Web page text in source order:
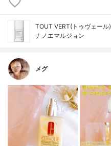
TOUT VERT(トゥヴェール)
ナノエマルジョン
メグ